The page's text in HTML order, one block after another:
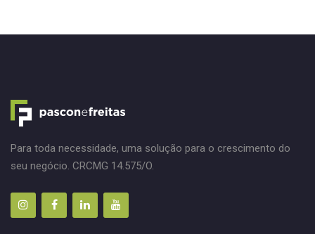
Para toda necessidade, uma solução para o crescimento do
seu negócio. CRCMG 14.575/O.